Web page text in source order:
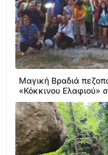
Μαγική Βραδιά
«Κόκκινου Ελαφιού»